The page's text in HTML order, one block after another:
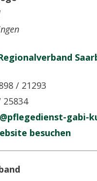
/ 21293
25834
gabi-
besuchen